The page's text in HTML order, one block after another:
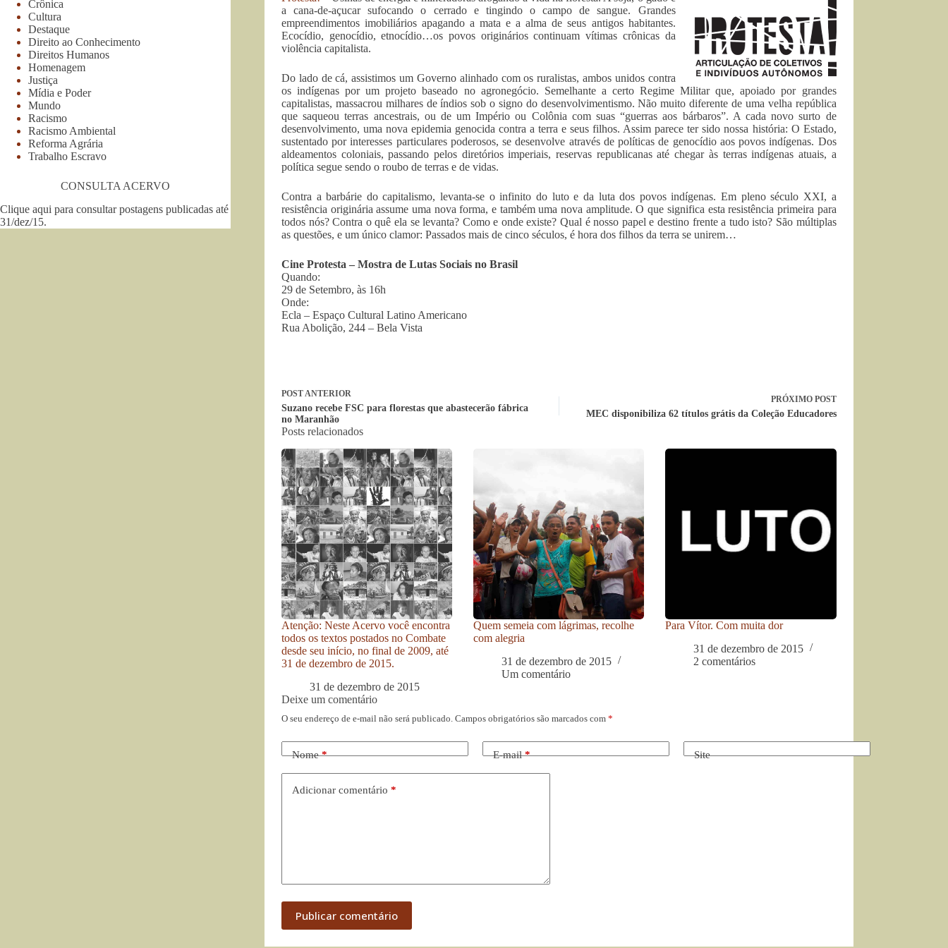
a cana-de-açucar sufocando o cerrado e tingindo o campo de sangue. Grandes
empreendimentos imobiliários apagando a mata e a alma de seus antigos habitantes.
Ecocídio, genocídio, etnocídio…os povos originários continuam vítimas crônicas da
violência capitalista.
Do lado de cá, assistimos um Governo alinhado com os ruralistas, ambos unidos contra
os indígenas por um projeto baseado no agronegócio. Semelhante a certo Regime Militar que, apoiado por grandes
capitalistas, massacrou milhares de índios sob o signo do desenvolvimentismo. Não muito diferente de uma velha república
que saqueou terras ancestrais, ou de um Império ou Colônia com suas “guerras aos bárbaros”. A cada novo surto de
desenvolvimento, uma nova epidemia genocida contra a terra e seus filhos. Assim parece ter sido nossa história: O Estado,
sustentado por interesses particulares poderosos, se desenvolve através de políticas de genocídio aos povos indígenas. Dos
aldeamentos coloniais, passando pelos diretórios imperiais, reservas republicanas até chegar às terras indígenas atuais, a
política segue sendo o roubo de terras e de vidas.
Contra a barbárie do capitalismo, levanta-se o infinito do luto e da luta dos povos indígenas. Em pleno século XXI, a
resistência originária assume uma nova forma, e também uma nova amplitude. O que significa esta resistência primeira para
todos nós? Contra o quê ela se levanta? Como e onde existe? Qual é nosso papel e destino frente a tudo isto? São múltiplas
as questões, e um único clamor: Passados mais de cinco séculos, é hora dos filhos da terra se unirem…
Cine Protesta – Mostra de Lutas Sociais no Brasil
Quando:
29 de Setembro, às 16h
Onde:
Ecla – Espaço Cultural Latino Americano
Rua Abolição, 244 – Bela Vista
POSTANTERIOR
Suzano recebe FSC para florestas que abastecerão fábrica
no Maranhão
PRÓXIMO POST
MEC disponibiliza 62 títulos grátis da Coleção Educadores
Posts relacionados
Atenção: Neste Acervo você encontra
todos os textos postados no Combate
desde seu início, no final de 2009, até
31 de dezembro de 2015.
31 de dezembro de 2015
Quem semeia com lágrimas, recolhe
com alegria
31 de dezembro de 2015
Um comentário
Para Vítor. Com muita dor
31 de dezembro de 2015
2 comentários
Deixe um comentário
O seu endereço de e-mail não será publicado. Campos obrigatórios são marcados com *
Nome* E-mail* Site
Adicionar comentário *
Publicar comentário
Crônica
Cultura
Destaque
Direito ao Conhecimento
Direitos Humanos
Homenagem
Justiça
Mídia e Poder
Mundo
Racismo
Racismo Ambiental
Reforma Agrária
Trabalho Escravo
CONSULTA ACERVO
Clique aqui para consultar postagens publicadas até
31/dez/15.